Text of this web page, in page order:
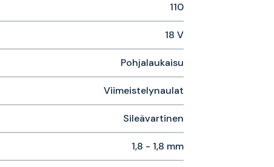
110
18 V
Pohjalaukaisu
Viimeistelynaulat
Sileävartinen
1,8 - 1,8 mm